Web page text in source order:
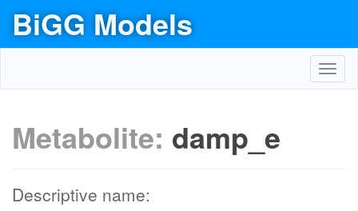
BiGG Models
Metabolite: damp_e
Descriptive name: